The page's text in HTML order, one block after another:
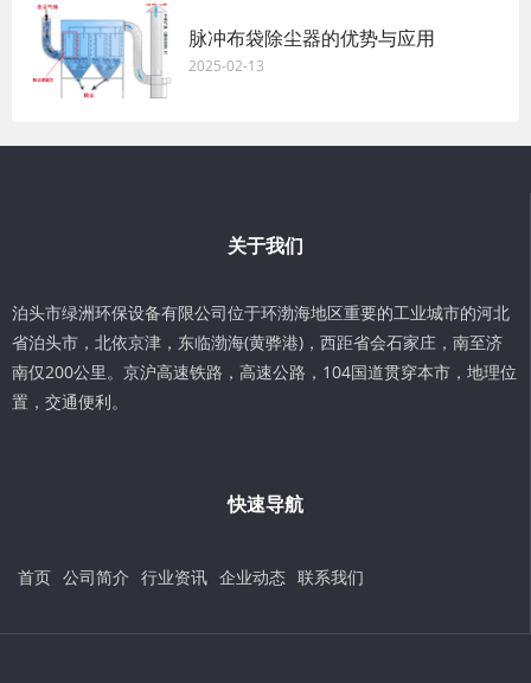
脉冲布袋除尘器的优势与应用
2025-02-13
关于我们
泊头市绿洲环保设备有限公司位于环渤海地区重要的工业城市的河北
省泊头市，北依京津，东临渤海(黄骅港)，西距省会石家庄，南至济
南仅200公里。京沪高速铁路，高速公路，104国道贯穿本市，地理位
置，交通便利。
快速导航
首页 公司简介 行业资讯 企业动态 联系我们